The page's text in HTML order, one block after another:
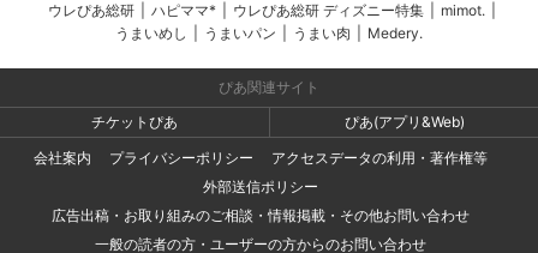
ウレぴあ総研 ハピママ* ウレぴあ総研 ディズニー特集 mimot.
うまいめし
うまいパン うまい肉 Medery.
ぴあ関連サイト
チケットぴあ
ぴあ(アプリ&Web)
会社案内
プライバシーポリシー
アクセスデータの利用・著作権等
外部送信ポリシー
広告出稿・お取り組みのご相談・情報掲載・その他お問い合わせ
一般の読者の方・ユーザーの方からのお問い合わせ